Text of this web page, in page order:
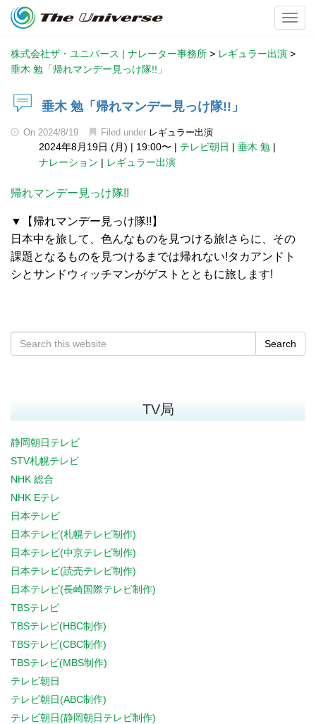
株式会社ザ・ユニバース | ナレーター事務所 > レギュラー出演 >
垂木 勉「帰れマンデー見っけ隊!!」
垂木 勉「帰れマンデー見っけ隊!!」
On 2024/8/19 Filed under レギュラー出演
2024年8月19日 (月) | 19:00〜 | テレビ朝日 | 垂木 勉 |
ナレーション | レギュラー出演
帰れマンデー見っけ隊!!
▼【帰れマンデー見っけ隊!!】
日本中を旅して、色んなものを見つける旅!さらに、その
課題となるものを見つけるまでは帰れない!タカアンドト
シとサンドウィッチマンがゲストとともに旅します!
Search
TV局
静岡朝日テレビ
STV札幌テレビ
NHK 総合
NHK Eテレ
日本テレビ
日本テレビ(札幌テレビ制作)
日本テレビ(中京テレビ制作)
日本テレビ(読売テレビ制作)
日本テレビ(長崎国際テレビ制作)
TBSテレビ
TBSテレビ(HBC制作)
TBSテレビ(CBC制作)
TBSテレビ(MBS制作)
テレビ朝日
テレビ朝日(ABC制作)
テレビ朝日(静岡朝日テレビ制作)